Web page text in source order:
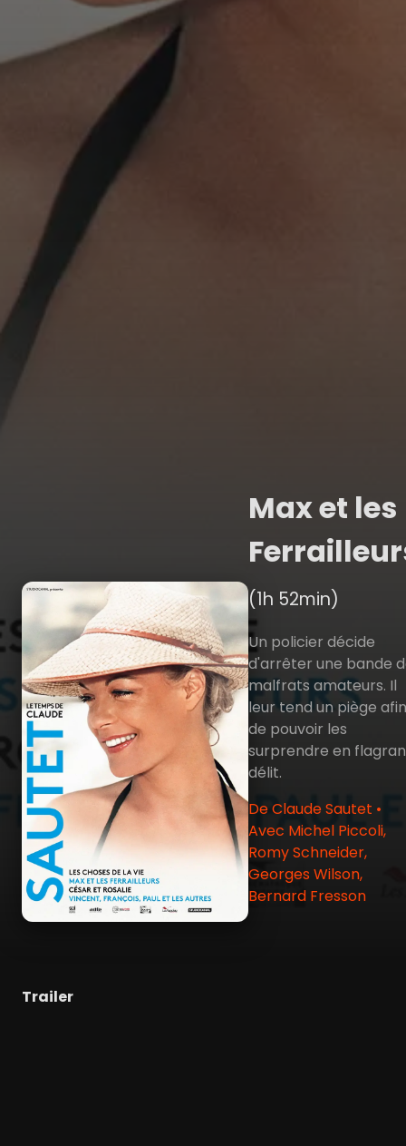
Max et les
(1h 52min)
Un policier décide
d'arrêter une bande
malfrats amateurs. Il
leur tend un piège afin
de pouvoir les
surprendre en
délit.
De Claude Sautet •
Avec Michel Piccoli,
Romy Schneider,
Georges Wilson,
Bernard Fresson
Trailer